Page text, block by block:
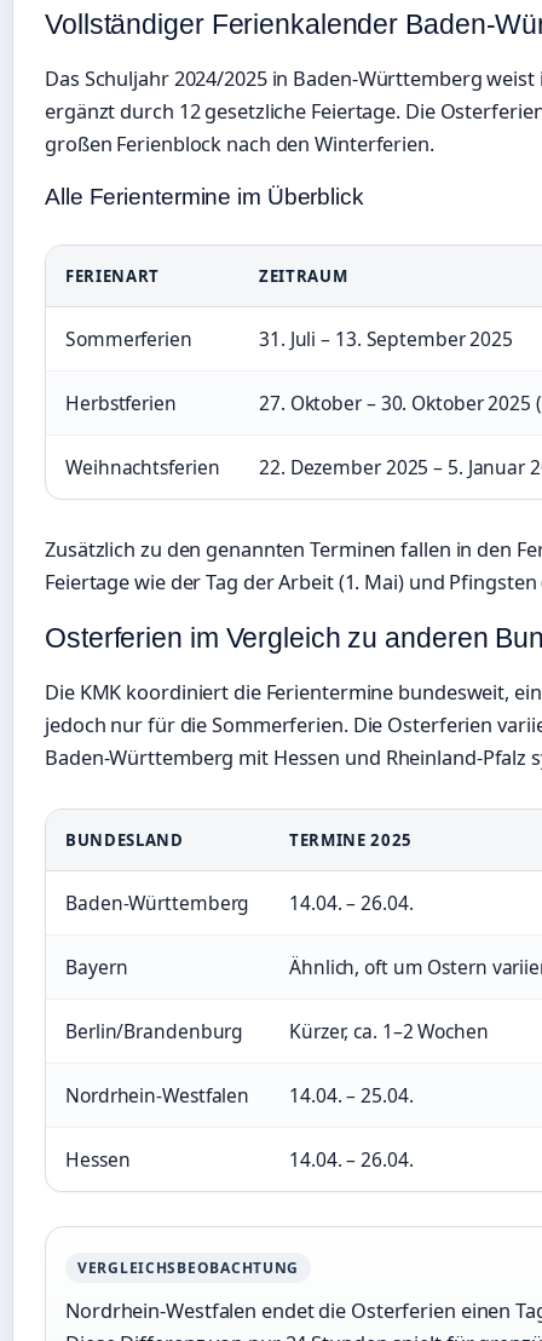
Vollständiger Ferienkalender Baden-
Das Schuljahr 2024/2025 in Baden-Württemberg
ergänzt durch 12 gesetzliche Feiertage. Die
großen Ferienblock nach den Winterferien.
Alle Ferientermine im Überblick
FERIENART ZEITRAUM
Sommerferien 31. Juli – 13. September 2025
Herbstferien 27. Oktober – 30. Oktober 2025
Weihnachtsferien 22. Dezember 2025 – 5. Januar
Zusätzlich zu den genannten Terminen fallen in den
Feiertage wie der Tag der Arbeit (1. Mai) und Pfingsten
Osterferien im Vergleich zu anderen
Die KMK koordiniert die Ferientermine bundesweit,
jedoch nur für die Sommerferien. Die Osterferien
Baden-Württemberg mit Hessen und Rheinland-Pfalz
BUNDESLAND TERMINE 2025
Baden-Württemberg 14.04. – 26.04.
Bayern Ähnlich, oft um Ostern
Berlin/Brandenburg Kürzer, ca. 1–2 Wochen
Nordrhein-Westfalen 14.04. – 25.04.
Hessen 14.04. – 26.04.
VERGLEICHSBEOBACHTUNG
Nordrhein-Westfalen endet die Osterferien einen